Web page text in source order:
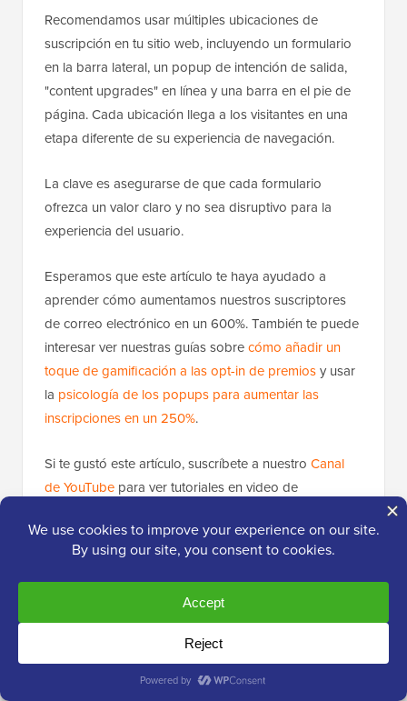
Recomendamos usar múltiples ubicaciones de
suscripción en tu sitio web, incluyendo un formulario
en la barra lateral, un popup de intención de salida,
"content upgrades" en línea y una barra en el pie de
página. Cada ubicación llega a los visitantes en una
etapa diferente de su experiencia de navegación.
La clave es asegurarse de que cada formulario
ofrezca un valor claro y no sea disruptivo para la
experiencia del usuario.
Esperamos que este artículo te haya ayudado a
aprender cómo aumentamos nuestros suscriptores
de correo electrónico en un 600%. También te puede
interesar ver nuestras guías sobrecómo añadir un
toque de gamificación a las opt-in de premiosy usar
la psicología de los popups para aumentar las
inscripciones en un 250%.
Si te gustó este artículo, suscríbete a nuestro Canal
de YouTube para ver tutoriales en video de
enTwitteryFacebook.